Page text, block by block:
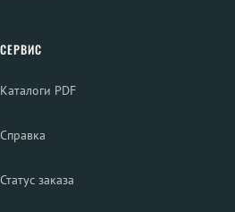
СЕРВИС
Каталоги PDF
Справка
Статус заказа